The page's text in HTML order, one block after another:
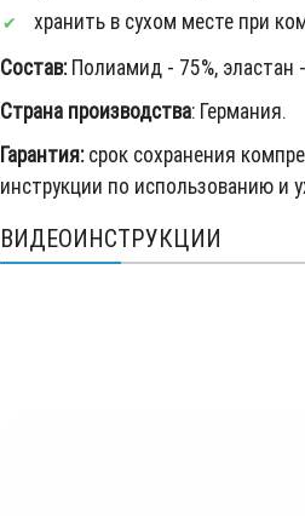
хранить в сухом месте при
Состав:Полиамид - 75%, эластан
Страна производства: Германия.
Гарантия:срок сохранения
инструкции по использованию и
ВИДЕОИНСТРУКЦИИ